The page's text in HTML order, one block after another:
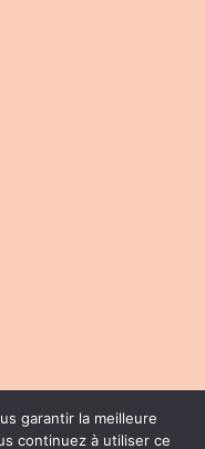
garantir la meilleure
continuez à utiliser ce